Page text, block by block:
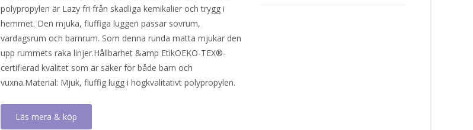
polypropylen är Lazy fri från skadliga kemikalier och trygg i
hemmet. Den mjuka, fluffiga luggen passar sovrum,
vardagsrum och barnrum. Som denna runda matta mjukar den
upp rummets raka linjer.Hållbarhet &amp EtikOEKO-TEX®-
certifierad kvalitet som är säker för både barn och
vuxna.Material: Mjuk, fluffig lugg i högkvalitativt polypropylen.
Läs mera & köp